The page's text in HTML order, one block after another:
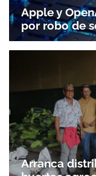
Apple y
por robo de
Arranca